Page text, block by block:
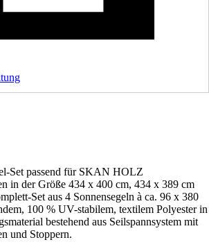
Set passend für SKAN HOLZ
in der Größe 434 x 400 cm, 434 x 389 cm
Set aus 4 Sonnensegeln à ca. 96 x 380
100 % UV-stabilem, textilem Polyester in
bestehend aus Seilspannsystem mit
und Stoppern.